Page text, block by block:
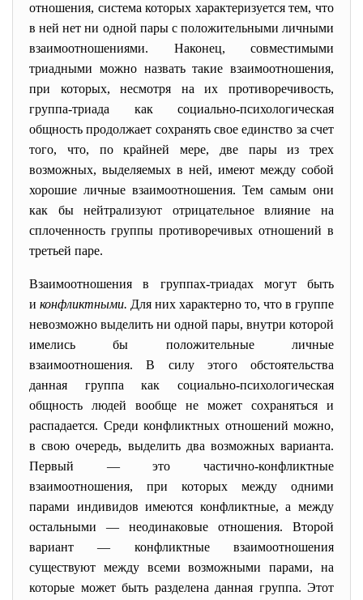
отношения, система которых характеризуется тем, что
в ней нет ни одной пары с положительными личными
взаимоотношениями. Наконец, совместимыми
триадными можно назвать такие взаимоотношения,
при которых, несмотря на их противоречивость,
группа-триада как социально-психологическая
общность продолжает сохранять свое единство за счет
того, что, по крайней мере, две пары из трех
возможных, выделяемых в ней, имеют между собой
хорошие личные взаимоотношения. Тем самым они
как бы нейтрализуют отрицательное влияние на
сплоченность группы противоречивых отношений в
третьей паре.
Взаимоотношения в группах-триадах могут быть
и конфликтными. Для них характерно то, что в группе
невозможно выделить ни одной пары, внутри которой
имелись бы положительные личные
взаимоотношения. В силу этого обстоятельства
данная группа как социально-психологическая
общность людей вообще не может сохраняться и
распадается. Среди конфликтных отношений можно,
в свою очередь, выделить два возможных варианта.
Первый — это частично-конфликтные
взаимоотношения, при которых между одними
парами индивидов имеются конфликтные, а между
остальными — неодинаковые отношения. Второй
вариант — конфликтные взаимоотношения
существуют между всеми возможными парами, на
которые может быть разделена данная группа. Этот